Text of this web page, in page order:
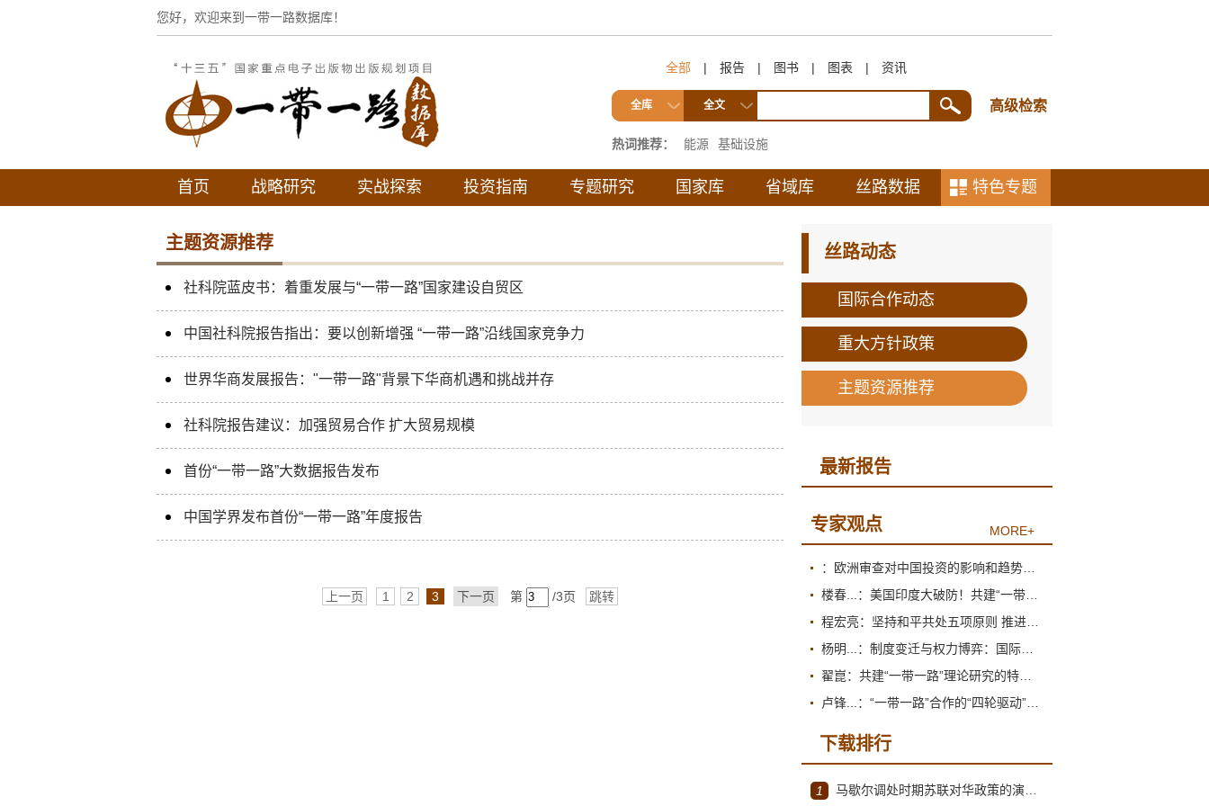
您好，欢迎来到一带一路数据库！
全部 | 报告 | 图书 | 图表 | 资讯
全库 全文 高级检索
热词推荐： 能源 基础设施
首页 战略研究 实战探索 投资指南 专题研究 国家库 省域库 丝路数据 特色专题
主题资源推荐
社科院蓝皮书：着重发展与“一带一路”国家建设自贸区
中国社科院报告指出：要以创新增强 “一带一路”沿线国家竞争力
世界华商发展报告："一带一路"背景下华商机遇和挑战并存
社科院报告建议：加强贸易合作 扩大贸易规模
首份“一带一路”大数据报告发布
中国学界发布首份“一带一路”年度报告
上一页 1 2 3 下一页 第 /3页 跳转
丝路动态
国际合作动态
重大方针政策
主题资源推荐
最新报告
专家观点 MORE+
下载排行
1 马歇尔调处时期苏联对华政策的演变（1945年12月～1947年1月）